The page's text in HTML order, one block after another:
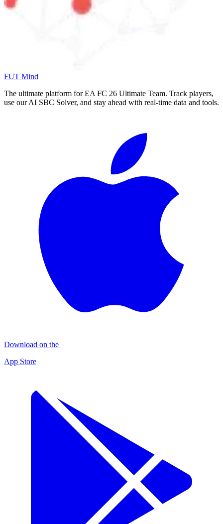
FUT Mind
The ultimate platform for EA FC 26 Ultimate Team. Track players,
use our AI SBC Solver, and stay ahead with real-time data and tools.
Download on the
App Store